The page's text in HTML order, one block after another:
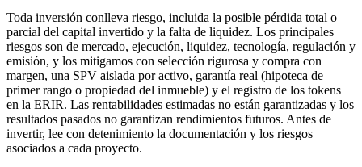
Toda inversión conlleva riesgo, incluida la posible pérdida total o
parcial del capital invertido y la falta de liquidez. Los principales
riesgos son de mercado, ejecución, liquidez, tecnología, regulación y
emisión, y los mitigamos con selección rigurosa y compra con
margen, una SPV aislada por activo, garantía real (hipoteca de
primer rango o propiedad del inmueble) y el registro de los tokens
en la ERIR. Las rentabilidades estimadas no están garantizadas y los
resultados pasados no garantizan rendimientos futuros. Antes de
invertir, lee con detenimiento la documentación y los riesgos
asociados a cada proyecto.